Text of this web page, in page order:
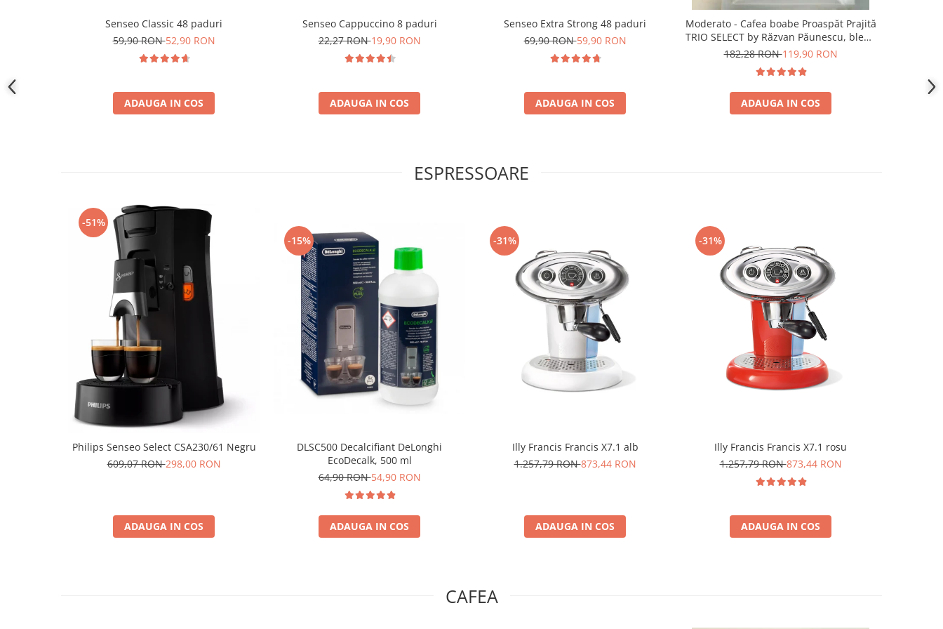
Senseo Classic 48 paduri
59,90 RON52,90 RON
ADAUGA IN COS
Senseo Cappuccino 8 paduri
22,27 RON19,90 RON
ADAUGA IN COS
Senseo Extra Strong 48 paduri
69,90 RON59,90 RON
ADAUGA IN COS
Moderato - Cafea boabe Proaspăt Prajită
TRIO SELECT by Răzvan Păunescu, blend
100% Arabica
182,28 RON119,90 RON
ADAUGA IN COS
ESPRESSOARE
-51%
Philips Senseo Select CSA230/61 Negru
609,07 RON298,00 RON
ADAUGA IN COS
-15%
DLSC500 Decalcifiant DeLonghi
EcoDecalk, 500 ml
64,90 RON54,90 RON
ADAUGA IN COS
-31%
Illy Francis Francis X7.1 alb
1.257,79 RON873,44 RON
ADAUGA IN COS
-31%
Illy Francis Francis X7.1 rosu
1.257,79 RON873,44 RON
ADAUGA IN COS
CAFEA